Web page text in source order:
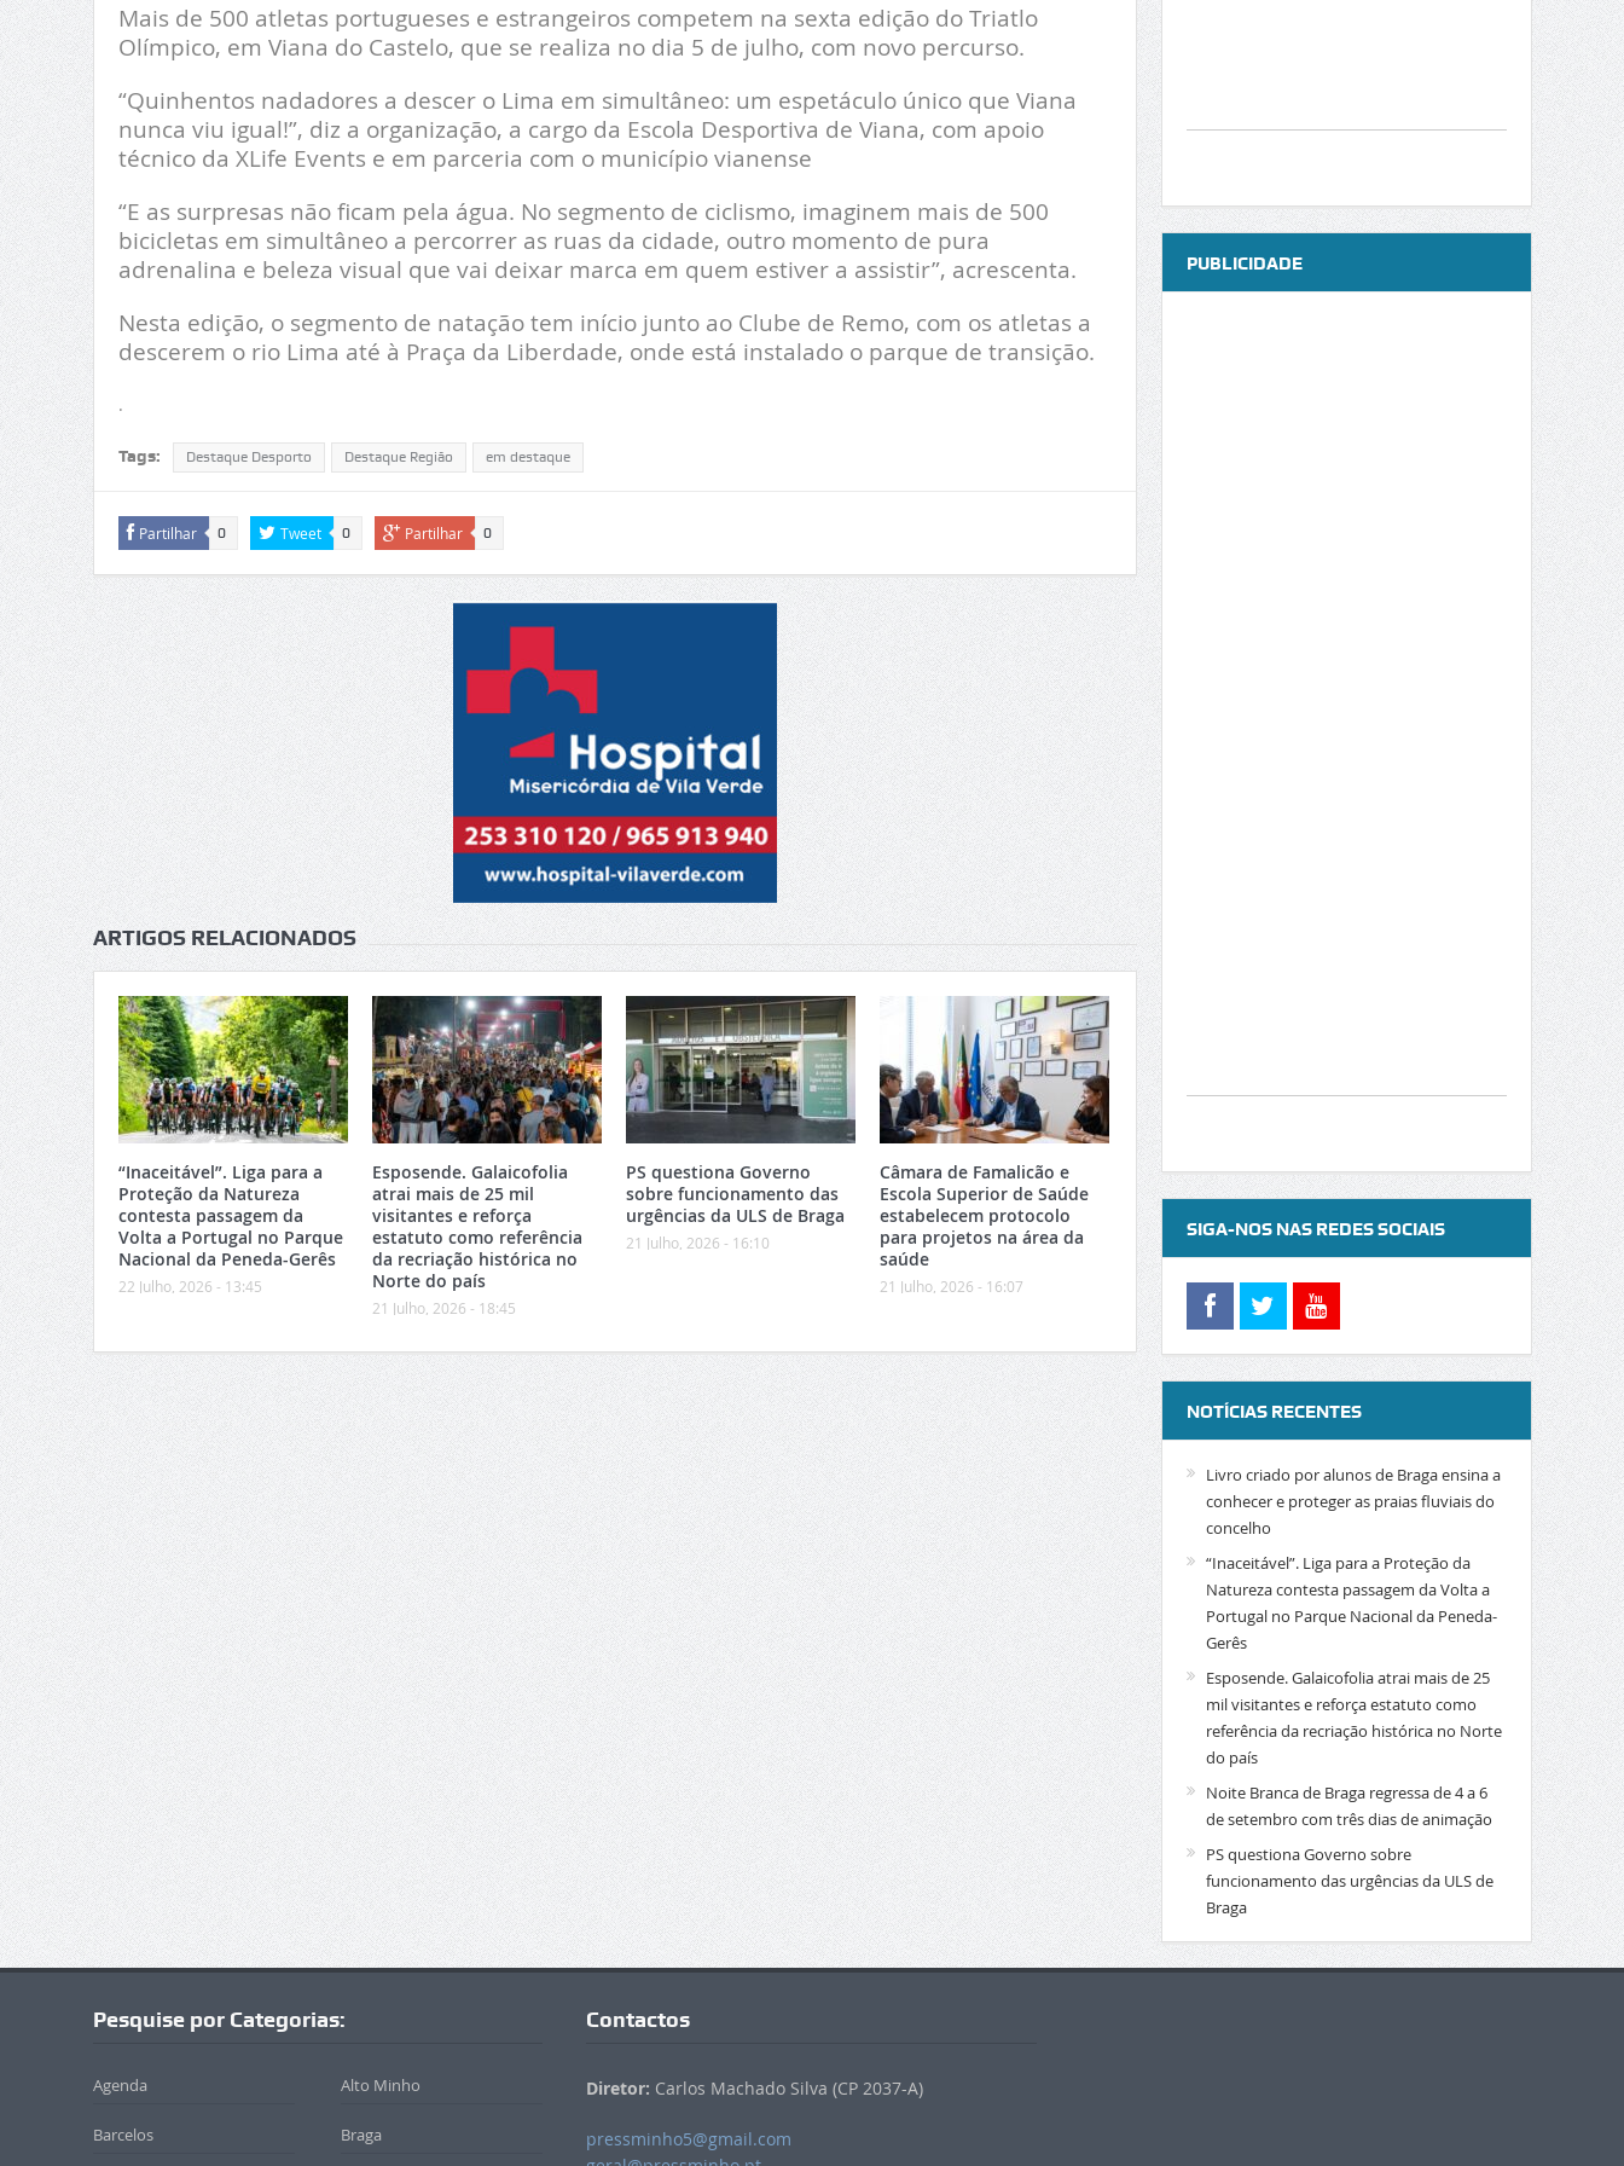
Mais de 500 atletas portugueses e estrangeiros competem na sexta edição do Triatlo
Olímpico, em Viana do Castelo, que se realiza no dia 5 de julho, com novo percurso.
“Quinhentos nadadores a descer o Lima em simultâneo: um espetáculo único que Viana
nunca viu igual!”, diz a organização, a cargo da Escola Desportiva de Viana, com apoio
técnico da XLife Events e em parceria com o município vianense
“E as surpresas não ficam pela água. No segmento de ciclismo, imaginem mais de 500
bicicletas em simultâneo a percorrer as ruas da cidade, outro momento de pura
adrenalina e beleza visual que vai deixar marca em quem estiver a assistir”, acrescenta.
Nesta edição, o segmento de natação tem início junto ao Clube de Remo, com os atletas a
descerem o rio Lima até à Praça da Liberdade, onde está instalado o parque de transição.
.
Tags: Destaque Desporto Destaque Região em destaque
Partilhar 0 Tweet 0 Partilhar 0
ARTIGOS RELACIONADOS
“Inaceitável”. Liga para a
Proteção da Natureza
contesta passagem da
Volta a Portugal no Parque
Nacional da Peneda-Gerês
22 Julho, 2026 - 13:45
Esposende. Galaicofolia
atrai mais de 25 mil
visitantes e reforça
estatuto como referência
da recriação histórica no
Norte do país
21 Julho, 2026 - 18:45
PS questiona Governo
sobre funcionamento das
urgências da ULS de Braga
21 Julho, 2026 - 16:10
Câmara de Famalicão e
Escola Superior de Saúde
estabelecem protocolo
para projetos na área da
saúde
21 Julho, 2026 - 16:07
PUBLICIDADE
SIGA-NOS NAS REDES SOCIAIS
NOTÍCIAS RECENTES
Livro criado por alunos de Braga ensina a
conhecer e proteger as praias fluviais do
concelho
“Inaceitável”. Liga para a Proteção da
Natureza contesta passagem da Volta a
Portugal no Parque Nacional da Peneda-
Gerês
Esposende. Galaicofolia atrai mais de 25
mil visitantes e reforça estatuto como
referência da recriação histórica no Norte
do país
Noite Branca de Braga regressa de 4 a 6
de setembro com três dias de animação
PS questiona Governo sobre
funcionamento das urgências da ULS de
Braga
Pesquise por Categorias:
Agenda Alto Minho
Barcelos Braga
Contactos
Diretor: Carlos Machado Silva (CP 2037-A)
pressminho5@gmail.com